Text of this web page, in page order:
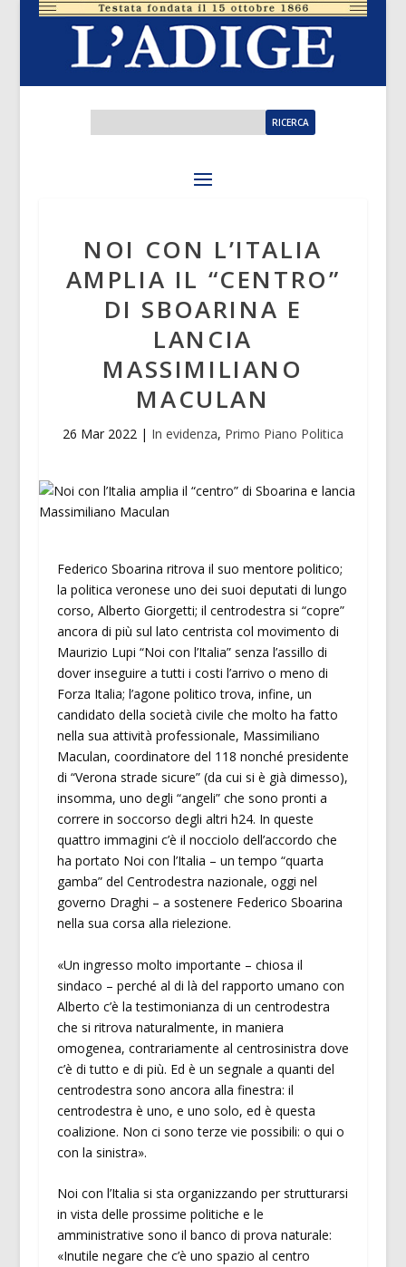
NOI CON L’ITALIA
AMPLIA IL “CENTRO”
DI SBOARINA E
LANCIA
MASSIMILIANO
MACULAN
26 Mar 2022| In evidenza, Primo Piano Politica
Federico Sboarina ritrova il suo mentore politico;
la politica veronese uno dei suoi deputati di lungo
corso, Alberto Giorgetti; il centrodestra si “copre”
ancora di più sul lato centrista col movimento di
Maurizio Lupi “Noi con l’Italia” senza l’assillo di
dover inseguire a tutti i costi l’arrivo o meno di
Forza Italia; l’agone politico trova, infine, un
candidato della società civile che molto ha fatto
nella sua attività professionale, Massimiliano
Maculan, coordinatore del 118 nonché presidente
di “Verona strade sicure” (da cui si è già dimesso),
insomma, uno degli “angeli” che sono pronti a
correre in soccorso degli altri h24. In queste
quattro immagini c’è il nocciolo dell’accordo che
ha portato Noi con l’Italia – un tempo “quarta
gamba” del Centrodestra nazionale, oggi nel
governo Draghi – a sostenere Federico Sboarina
nella sua corsa alla rielezione.
«Un ingresso molto importante – chiosa il
sindaco – perché al di là del rapporto umano con
Alberto c’è la testimonianza di un centrodestra
che si ritrova naturalmente, in maniera
omogenea, contrariamente al centrosinistra dove
c’è di tutto e di più. Ed è un segnale a quanti del
centrodestra sono ancora alla finestra: il
centrodestra è uno, e uno solo, ed è questa
coalizione. Non ci sono terze vie possibili: o qui o
con la sinistra».
Noi con l’Italia si sta organizzando per strutturarsi
in vista delle prossime politiche e le
amministrative sono il banco di prova naturale:
«Inutile negare che c’è uno spazio al centro